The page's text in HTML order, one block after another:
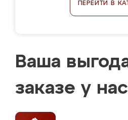
ПЕРЕЙТИ В
Ваша
заказе у нас